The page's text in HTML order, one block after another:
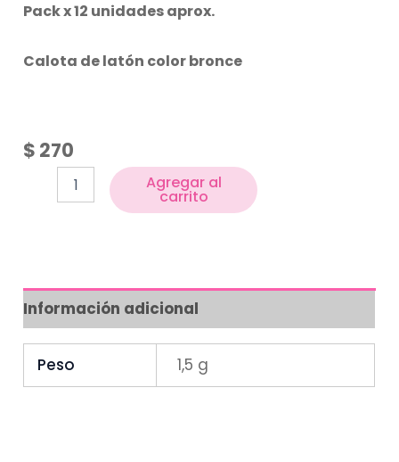
Pack x 12 unidades aprox.
Calota de latón color bronce
$ 270
Agregar al
carrito
Información adicional
Peso 1,5 g